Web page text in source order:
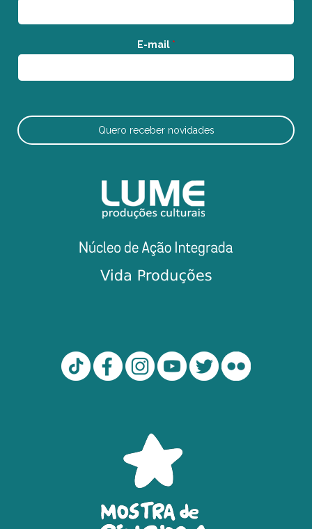
E-mail *
Quero receber novidades